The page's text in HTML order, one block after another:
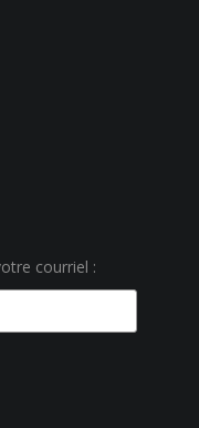
courriel :